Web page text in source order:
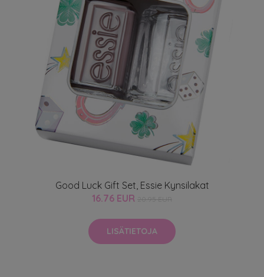
Good Luck Gift Set, Essie Kynsilakat
16.76 EUR
LISÄTIETOJA